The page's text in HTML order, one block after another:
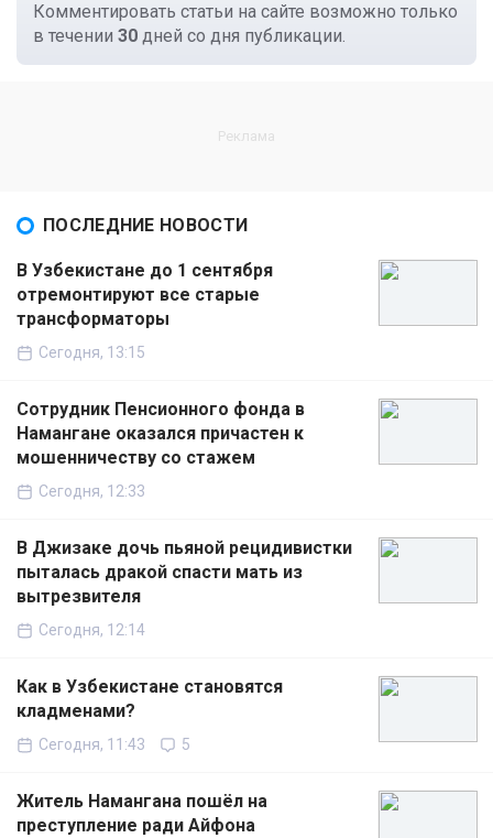
Комментировать статьи на сайте возможно только
в течении 30 дней со дня публикации.
ПОСЛЕДНИЕ НОВОСТИ
В Узбекистане до 1 сентября
отремонтируют все старые
трансформаторы
Сегодня, 13:15
Сотрудник Пенсионного фонда в
Намангане оказался причастен к
мошенничеству со стажем
Сегодня, 12:33
В Джизаке дочь пьяной рецидивистки
пыталась дракой спасти мать из
вытрезвителя
Сегодня, 12:14
Как в Узбекистане становятся
кладменами?
Сегодня, 11:43 5
Житель Намангана пошёл на
преступление ради Айфона